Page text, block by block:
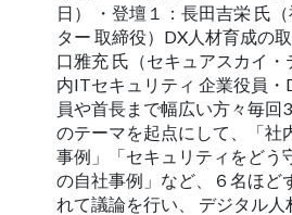
⽇） ・登壇１：⻑⽥吉栄 ⽒
ター 取締役）DX⼈材育成の
⼝雅充 ⽒（セキュアスカイ
内ITセキュリティ 企業役員
員や⾸⻑まで幅広い⽅々毎回
のテーマを起点にして、「社
事例」「セキュリティをどう
の⾃社事例」など、６名ほど
れて議論を⾏い、 デジタル